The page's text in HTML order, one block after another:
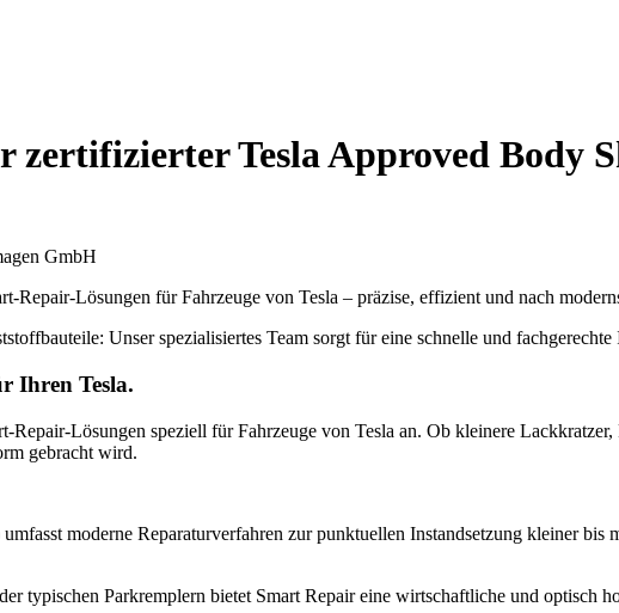
zertifizierter Tesla Approved Body
Repair-Lösungen für Fahrzeuge von Tesla – präzise, effizient und nach
Unser spezialisiertes Team sorgt für eine schnelle und fachgerechte
Ihren Tesla.
Lösungen speziell für Fahrzeuge von Tesla an. Ob kleinere
gebracht wird.
moderne Reparaturverfahren zur punktuellen Instandsetzung kleiner
typischen Parkremplern bietet Smart Repair eine wirtschaftliche und optisch